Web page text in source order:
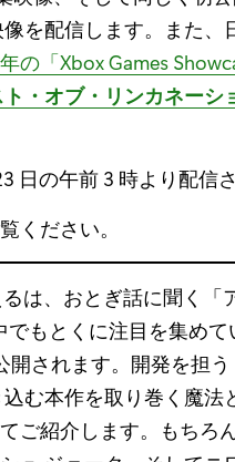
を配信します。また、
の「Xbox Games
・オブ・リンカネーシ
日の午前 3 時より配信
ください。
は、おとぎ話に聞く「
もとくに注目を集めて
開されます。開発を担
む本作を取り巻く魔法
ご紹介します。もちろ